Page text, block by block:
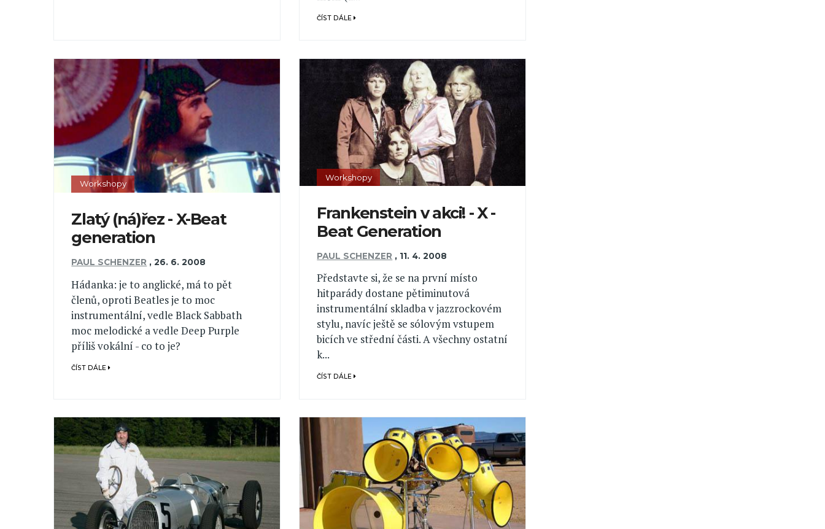
ČÍST DÁLE
Workshopy
Zlatý (ná)řez - X-Beat
generation
PAUL SCHENZER ,26. 6. 2008
Hádanka: je to anglické, má to pět
členů, oproti Beatles je to moc
instrumentální, vedle Black Sabbath
moc melodické a vedle Deep Purple
příliš vokální - co to je?
ČÍST DÁLE
Workshopy
Frankenstein v akci! - X -
Beat Generation
PAUL SCHENZER , 11. 4. 2008
Představte si, že se na první místo
hitparády dostane pětiminutová
instrumentální skladba v jazzrockovém
stylu, navíc ještě se sólovým vstupem
bicích ve střední části. A všechny ostatní
k...
ČÍST DÁLE